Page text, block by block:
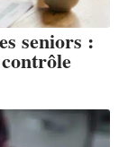
seniors :